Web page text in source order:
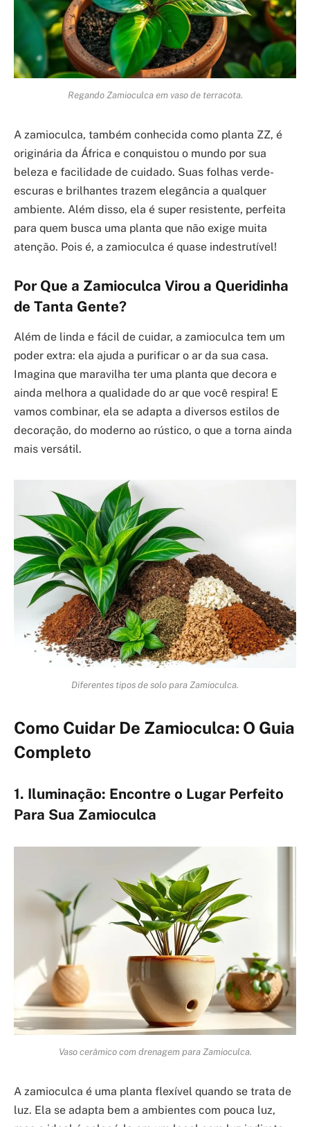
Regando Zamioculca em vaso de terracota.
A zamioculca, também conhecida como planta ZZ, é
originária da África e conquistou o mundo por sua
beleza e facilidade de cuidado. Suas folhas verde-
escuras e brilhantes trazem elegância a qualquer
ambiente. Além disso, ela é super resistente, perfeita
para quem busca uma planta que não exige muita
atenção. Pois é, a zamioculca é quase indestrutível!
Por Que a Zamioculca Virou a Queridinha
de Tanta Gente?
Além de linda e fácil de cuidar, a zamioculca tem um
poder extra: ela ajuda a purificar o ar da sua casa.
Imagina que maravilha ter uma planta que decora e
ainda melhora a qualidade do ar que você respira! E
vamos combinar, ela se adapta a diversos estilos de
decoração, do moderno ao rústico, o que a torna ainda
mais versátil.
Diferentes tipos de solo para Zamioculca.
Como Cuidar De Zamioculca: O Guia
Completo
1. Iluminação: Encontre o Lugar Perfeito
Para Sua Zamioculca
Vaso cerâmico com drenagem para Zamioculca.
A zamioculca é uma planta flexível quando se trata de
luz. Ela se adapta bem a ambientes com pouca luz,